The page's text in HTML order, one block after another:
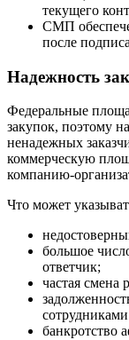
текущего
СМП
после
Надежность
Федеральные
закупок, поэтому
ненадежных
коммерческую
компанию-
Что может
большое
ответчик;
частая смена
банкротство